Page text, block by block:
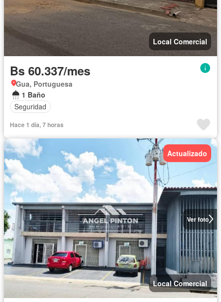
Local Comercial
Bs 60.337/mes
Gua, Portuguesa
1 Baño
Seguridad
Hace 1 día, 7 horas
Ver foto
Actualizado
Local Comercial